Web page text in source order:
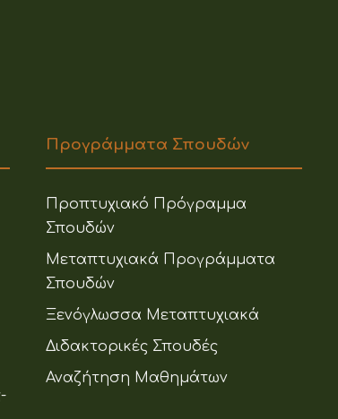
Προγράμματα Σπουδών
Προπτυχιακό Πρόγραμμα
Σπουδών
Μεταπτυχιακά Προγράμματα
Σπουδών
Ξενόγλωσσα Μεταπτυχιακά
Διδακτορικές Σπουδές
Αναζήτηση Μαθημάτων